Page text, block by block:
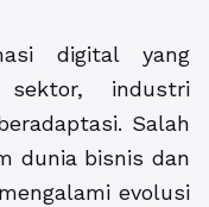
digital yang
industri
Salah
dunia bisnis dan
evolusi